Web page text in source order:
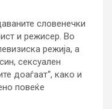
словенечки
и режисер. Во
режија, а
сексуален
доаѓаат“, како и
повеќе